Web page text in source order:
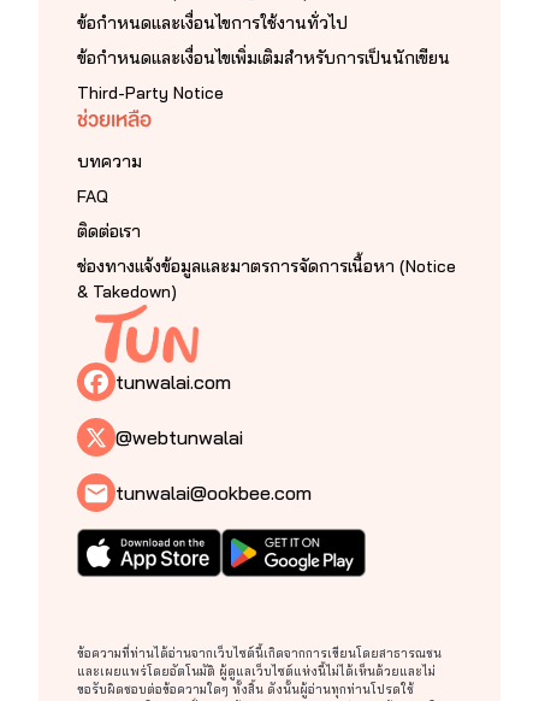
ข้อกำหนดและเงื่อนไขการใช้งานทั่วไป
ข้อกำหนดและเงื่อนไขเพิ่มเติมสำหรับการเป็นนักเขียน
Third-Party Notice
ช่วยเหลือ
บทความ
FAQ
ติดต่อเรา
ช่องทางแจ้งข้อมูลและมาตรการจัดการเนื้อหา (Notice
& Takedown)
tunwalai.com
@webtunwalai
tunwalai@ookbee.com
ข้อความที่ท่านได้อ่านจากเว็บไซต์นี้เกิดจากการเขียนโดยสาธารณชน
และเผยแพร่โดยอัตโนมัติ ผู้ดูแลเว็บไซต์แห่งนี้ไม่ได้เห็นด้วยและไม่
ขอรับผิดชอบต่อข้อความใดๆ ทั้งสิ้น ดังนั้นผู้อ่านทุกท่านโปรดใช้